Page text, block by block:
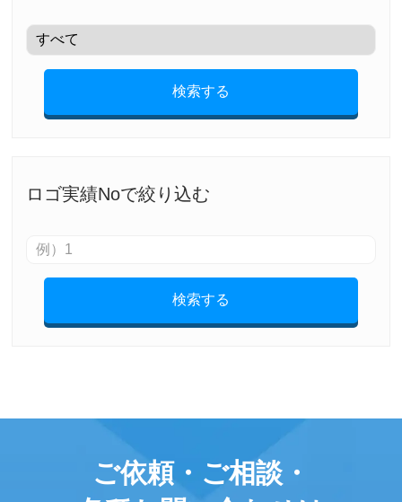
検索する
ロゴ実績Noで絞り込む
検索する
ご依頼・ご相談・